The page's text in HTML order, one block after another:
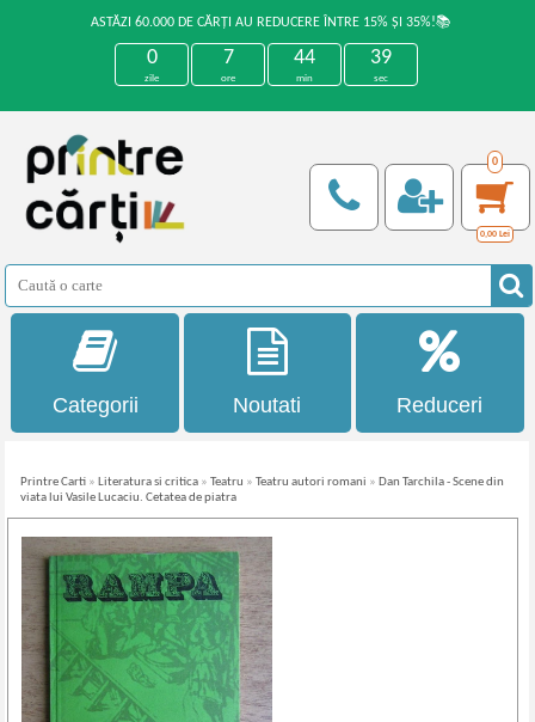
ASTĂZI 60.000 DE CĂRȚI AU REDUCERE ÎNTRE 15% ȘI 35%!📚
0
zile
7
ore
44
min
39
sec
0
0,00 Lei
Categorii Noutati Reduceri
Printre Carti » Literatura si critica »Teatru »Teatru autori romani » Dan Tarchila - Scene din
viata lui Vasile Lucaciu. Cetatea de piatra